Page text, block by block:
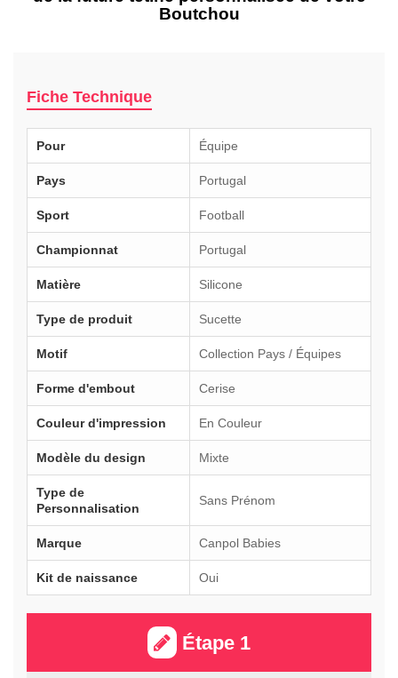
Boutchou
Fiche Technique
Pour Équipe
Pays Portugal
Sport Football
Championnat Portugal
Matière Silicone
Type de produit Sucette
Motif Collection Pays / Équipes
Forme d'embout Cerise
Couleur d'impression En Couleur
Modèle du design Mixte
Type de
Personnalisation
Sans Prénom
Marque Canpol Babies
Kit de naissance Oui
Étape 1